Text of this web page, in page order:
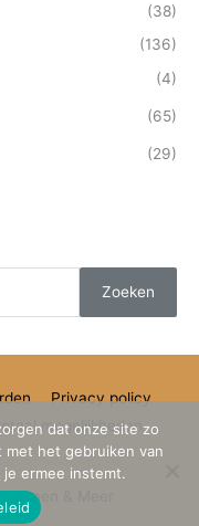
(38)
(136)
(4)
(65)
(29)
Zoeken
Privacy policy
mogelijkheden
& Meer
dat onze site zo
met het gebruiken van
ermee instemt.